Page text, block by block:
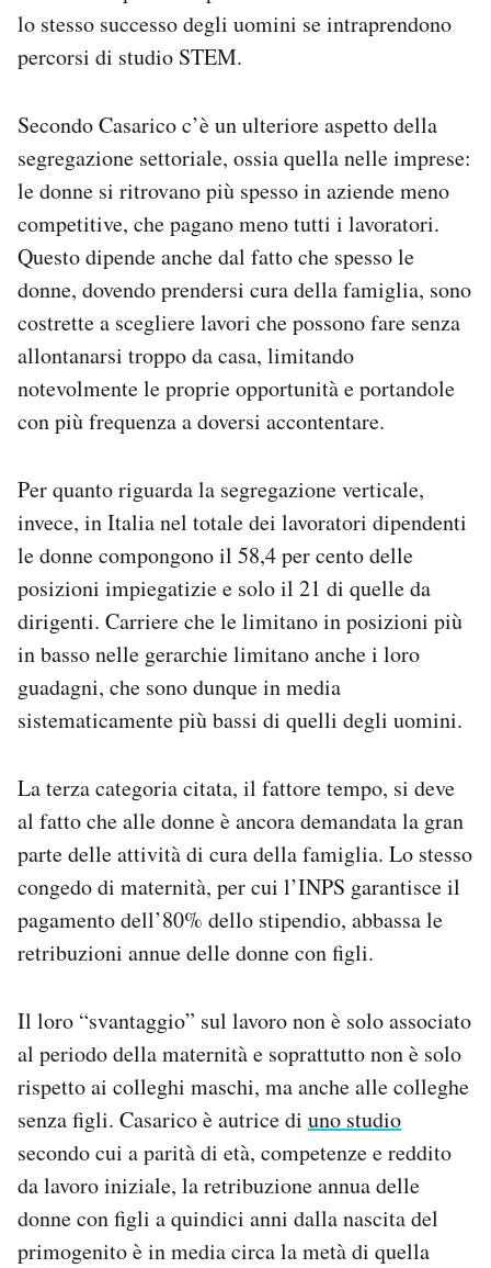
lo stesso successo degli uomini se intraprendono
percorsi di studio STEM.
Secondo Casarico c’è un ulteriore aspetto della
segregazione settoriale, ossia quella nelle imprese:
le donne si ritrovano più spesso in aziende meno
competitive, che pagano meno tutti i lavoratori.
Questo dipende anche dal fatto che spesso le
donne, dovendo prendersi cura della famiglia, sono
costrette a scegliere lavori che possono fare senza
allontanarsi troppo da casa, limitando
notevolmente le proprie opportunità e portandole
con più frequenza a doversi accontentare.
Per quanto riguarda la segregazione verticale,
invece, in Italia nel totale dei lavoratori dipendenti
le donne compongono il 58,4 per cento delle
posizioni impiegatizie e solo il 21 di quelle da
dirigenti. Carriere che le limitano in posizioni più
in basso nelle gerarchie limitano anche i loro
guadagni, che sono dunque in media
sistematicamente più bassi di quelli degli uomini.
La terza categoria citata, il fattore tempo, si deve
al fatto che alle donne è ancora demandata la gran
parte delle attività di cura della famiglia. Lo stesso
congedo di maternità, per cui l’INPS garantisce il
pagamento dell’80% dello stipendio, abbassa le
retribuzioni annue delle donne con figli.
Il loro “svantaggio” sul lavoro non è solo associato
al periodo della maternità e soprattutto non è solo
rispetto ai colleghi maschi, ma anche alle colleghe
senza figli. Casarico è autrice di uno studio
secondo cui a parità di età, competenze e reddito
da lavoro iniziale, la retribuzione annua delle
donne con figli a quindici anni dalla nascita del
primogenito è in media circa la metà di quella